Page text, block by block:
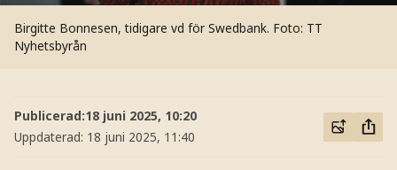
Birgitte Bonnesen, tidigare vd för Swedbank. Foto: TT
Nyhetsbyrån
Publicerad:18 juni 2025, 10:20
Uppdaterad: 18 juni 2025, 11:40